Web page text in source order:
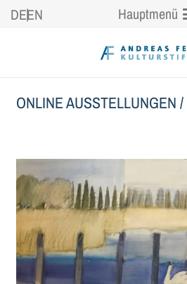
DEEN Hauptmenü
ONLINE AUSSTELLUNGEN /